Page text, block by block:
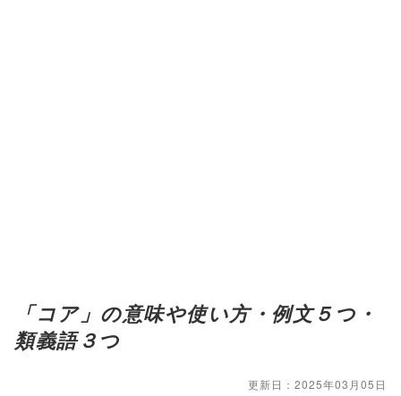
「コア」の意味や使い方・例文５つ・
類義語３つ
更新日：2025年03月05日